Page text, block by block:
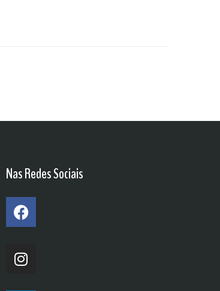
Nas Redes Sociais